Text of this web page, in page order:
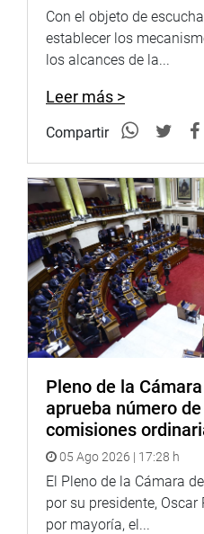
Twitter:https://goo.gl/
YouTube:https://goo.gl/
fotografia.congreso.gob.pe
Con el objeto de
establecer los
los alcances de la...
Leer más >
Compartir
Pleno de la
aprueba número
comisiones
05 Ago 2026 | 17:28 h
El Pleno de la Cámara
por su presidente, Oscar
por mayoría, el...